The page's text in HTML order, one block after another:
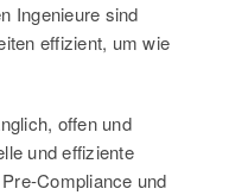
Ingenieure sind
effizient, um wie
offen und
und effiziente
Compliance und